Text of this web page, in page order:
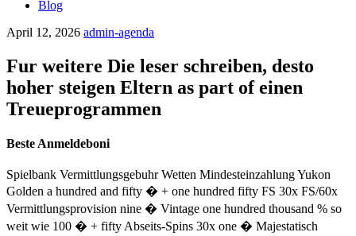
Blog
April 12, 2026 admin-agenda
Fur weitere Die leser schreiben, desto
hoher steigen Eltern as part of einen
Treueprogrammen
Beste Anmeldeboni
Spielbank Vermittlungsgebuhr Wetten Mindesteinzahlung Yukon
Golden a hundred and fifty � + one hundred fifty FS 30x FS/60x
Vermittlungsprovision nine � Vintage one hundred thousand % so
weit wie 100 � + fifty Abseits-Spins 30x one � Majestatisch